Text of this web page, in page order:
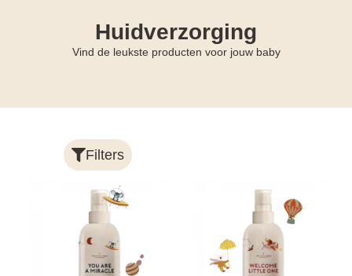
Huidverzorging
Vind de leukste producten voor jouw baby
Filters